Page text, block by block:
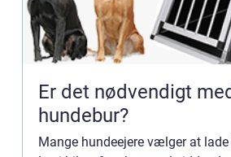
Er det nødvendigt
hundebur?
Mange hundeejere vælger at